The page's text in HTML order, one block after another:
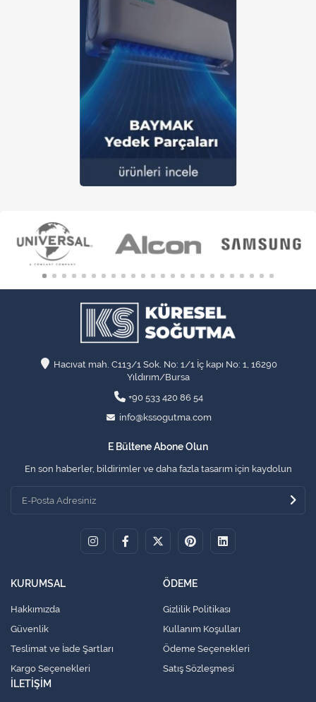
Hacıvat mah. C113/1 Sok. No: 1/1 İç kapı No: 1, 16290
Yıldırım/Bursa
+90 533 420 86 54
info@kssogutma.com
E Bültene Abone Olun
En son haberler, bildirimler ve daha fazla tasarım için kaydolun
KURUMSAL
Hakkımızda
Güvenlik
Teslimat ve İade Şartları
Kargo Seçenekleri
ÖDEME
Gizlilik Politikası
Kullanım Koşulları
Ödeme Seçenekleri
Satış Sözleşmesi
İLETİŞİM